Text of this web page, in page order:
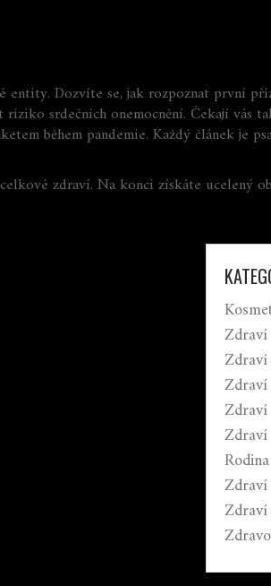
Dozvíte se, jak rozpoznat první
srdečních onemocnění. Čekají vás
během pandemie. Každý článek je
zdraví. Na konci získáte ucelený
Zdraví
Zdraví
Zdraví
Zdraví